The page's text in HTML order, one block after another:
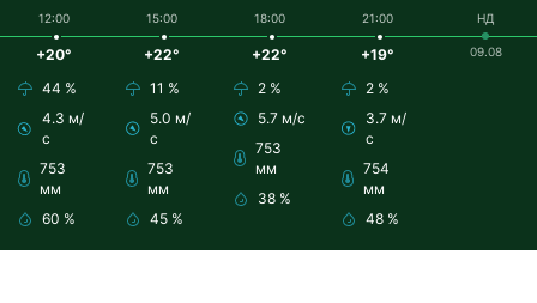
12:00
+20°
44 %
4.3 м/
с
753
мм
60 %
15:00
+22°
11 %
5.0 м/
с
753
мм
45 %
18:00
+22°
2 %
5.7 м/с
753
мм
38 %
21:00
+19°
2 %
3.7 м/
с
754
мм
48 %
НД
09.08